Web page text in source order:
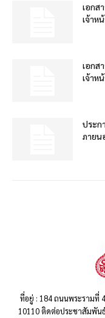
เอกส
เจ้าห
เอกส
เจ้าห
ประก
ภายน
ที่อยู่ : 184 ถนนพระรามที่
10110 ติดต่อประชาสัมพัน